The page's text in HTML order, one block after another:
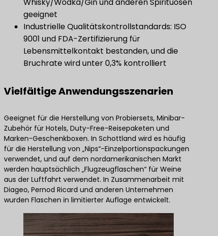
Whisky/Wodka/Gin und anderen Spirituosen
geeignet
Industrielle Qualitätskontrollstandards: ISO
9001 und FDA-Zertifizierung für
Lebensmittelkontakt bestanden, und die
Bruchrate wird unter 0,3% kontrolliert
Vielfältige Anwendungsszenarien
Geeignet für die Herstellung von Probiersets, Minibar-
Zubehör für Hotels, Duty-Free-Reisepaketen und
Marken-Geschenkboxen. In Schottland wird es häufig
für die Herstellung von „Nips“-Einzelportionspackungen
verwendet, und auf dem nordamerikanischen Markt
werden hauptsächlich „Flugzeugflaschen“ für Weine
aus der Luftfahrt verwendet. In Zusammenarbeit mit
Diageo, Pernod Ricard und anderen Unternehmen
wurden Flaschen in limitierter Auflage entwickelt.